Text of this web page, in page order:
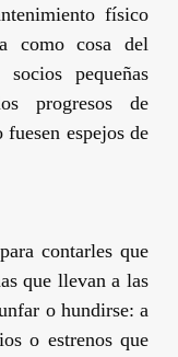
físico
como cosa del
pequeñas
progresos de
espejos de
contarles que
que llevan a las
o hundirse: a
o estrenos que